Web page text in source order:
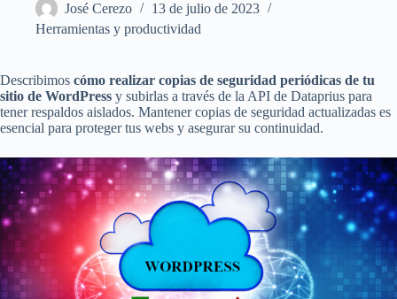
José Cerezo
13 de julio de 2023
Herramientas y productividad
Describimos cómo realizar copias de seguridad periódicas de tu
sitio de WordPress y subirlas a través de la API de Dataprius para
tener respaldos aislados. Mantener copias de seguridad actualizadas es
esencial para proteger tus webs y asegurar su continuidad.